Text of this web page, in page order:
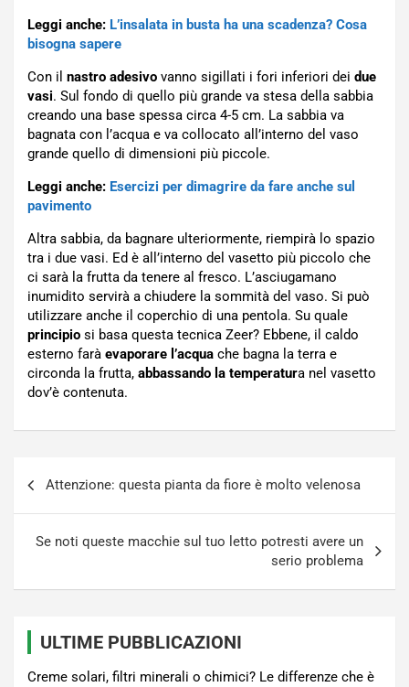
Leggi anche: L’insalata in busta ha una scadenza? Cosa
bisogna sapere
Con il nastro adesivo vanno sigillati i fori inferiori dei due
vasi. Sul fondo di quello più grande va stesa della sabbia
creando una base spessa circa 4-5 cm. La sabbia va
bagnata con l’acqua e va collocato all’interno del vaso
grande quello di dimensioni più piccole.
Leggi anche: Esercizi per dimagrire da fare anche sul
pavimento
Altra sabbia, da bagnare ulteriormente, riempirà lo spazio
tra i due vasi. Ed è all’interno del vasetto più piccolo che
ci sarà la frutta da tenere al fresco. L’asciugamano
inumidito servirà a chiudere la sommità del vaso. Si può
utilizzare anche il coperchio di una pentola. Su quale
principio si basa questa tecnica Zeer? Ebbene, il caldo
esterno farà evaporare l’acqua che bagna la terra e
circonda la frutta, abbassando la temperatura nel vasetto
dov’è contenuta.
Attenzione: questa pianta da fiore è molto velenosa
Se noti queste macchie sul tuo letto potresti avere un
serio problema
ULTIME PUBBLICAZIONI
Creme solari, filtri minerali o chimici? Le differenze che è